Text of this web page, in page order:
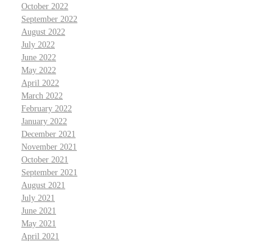
October 2022
September 2022
August 2022
July 2022
June 2022
May 2022
April 2022
March 2022
February 2022
January 2022
December 2021
November 2021
October 2021
September 2021
August 2021
July 2021
June 2021
May 2021
April 2021